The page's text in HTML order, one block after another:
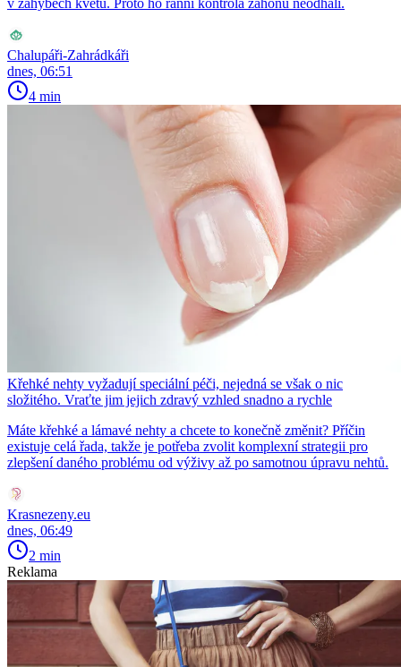
v záhybech květů. Proto ho ranní kontrola záhonu neodhalí.
Chalupáři-Zahrádkáři
dnes, 06:51
4 min
Křehké nehty vyžadují speciální péči, nejedná se však o nic
složitého. Vraťte jim jejich zdravý vzhled snadno a rychle
Máte křehké a lámavé nehty a chcete to konečně změnit? Příčin
existuje celá řada, takže je potřeba zvolit komplexní strategii pro
zlepšení daného problému od výživy až po samotnou úpravu nehtů.
Krasnezeny.eu
dnes, 06:49
2 min
Reklama